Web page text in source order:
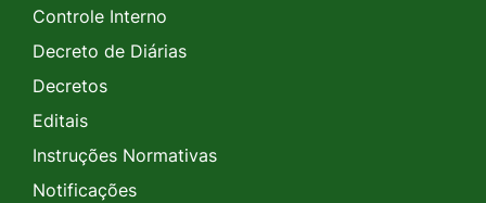
Controle Interno
Decreto de Diárias
Decretos
Editais
Instruções Normativas
Notificações